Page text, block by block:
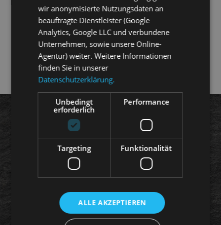
SBVg Risks
Information sheet
Wyss & Partner
Asset Management
and Investment Counseling AG
wir anonymisierte Nutzungsdaten an
beauftragte Dienstleister (Google
Analytics, Google LLC und verbundene
Unternehmen, sowie unsere Online-
Agentur) weiter. Weitere Informationen
finden Sie in unserer
Datenschutzerklärung.
Unbedingt
erforderlich
Performance
Targeting Funktionalität
ALLE AKZEPTIEREN